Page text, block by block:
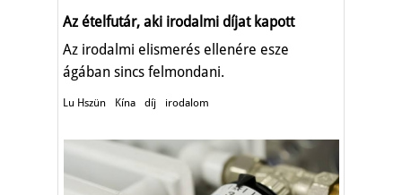
Az ételfutár, aki irodalmi díjat kapott
Az irodalmi elismerés ellenére esze
ágában sincs felmondani.
Lu Hszün Kína díj irodalom